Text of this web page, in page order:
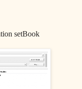
setBook